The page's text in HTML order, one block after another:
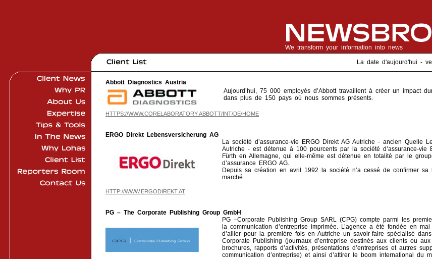
We transform your information into news
La date d'aujourd'hui -
Abbott Diagnostics Austria
Aujourd’hui, 75 000 employés d’Abbott travaillent à créer un impact
dans plus de 150 pays où nous sommes présents.
HTTPS://WWW.CORELABORATORY.ABBOTT/INT/DE/HOME
ERGO Direkt Lebensversicherung AG
La société d’assurance-vie ERGO Direkt AG Autriche - ancien Quelle
Autriche - est détenue à 100 pourcents par la société d’assurance-vie
Fürth en Allemagne, qui elle-même est détenue en totalité par le
d’assurance ERGO AG.
Depuis sa création en avril 1992 la société n’a cessé de confirmer sa
marché.
HTTP://WWW.ERGODIREKT.AT
PG – The Corporate Publishing Group GmbH
PG –Corporate Publishing Group SARL (CPG) compte parmi les
la communication d’entreprise imprimée. L’agence a été fondée en
d’allier pour la première fois en Autriche un savoir-faire spécialisé
Corporate Publishing (journaux d’entreprise destinés aux clients ou aux
brochures, rapports d’activités, présentations d’entreprises et autres
communication d’entreprise) et ainsi d’attirer le boom international du